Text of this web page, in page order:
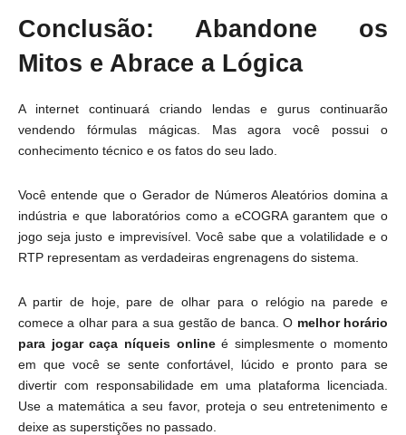
Conclusão: Abandone os
Mitos e Abrace a Lógica
A internet continuará criando lendas e gurus continuarão
vendendo fórmulas mágicas. Mas agora você possui o
conhecimento técnico e os fatos do seu lado.
Você entende que o Gerador de Números Aleatórios domina a
indústria e que laboratórios como a eCOGRA garantem que o
jogo seja justo e imprevisível. Você sabe que a volatilidade e o
RTP representam as verdadeiras engrenagens do sistema.
A partir de hoje, pare de olhar para o relógio na parede e
comece a olhar para a sua gestão de banca. O melhor horário
para jogar caça níqueis onlineé simplesmente o momento
em que você se sente confortável, lúcido e pronto para se
divertir com responsabilidade em uma plataforma licenciada.
Use a matemática a seu favor, proteja o seu entretenimento e
deixe as superstições no passado.